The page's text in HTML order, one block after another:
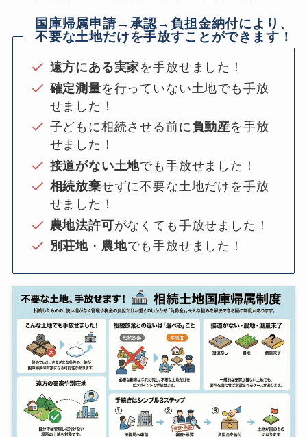
国庫帰属申請→承認→負担金納付により、
不要な土地だけを手放すことができます！
遠方にある実家を手放せました！
確定測量を行っていない土地でも手放
せました！
子どもに相続させる前に負動産を手放
せました！
接道がない土地でも手放せました！
相続放棄せずに不要な土地だけを手放
せました！
農地法許可がなくても手放せました！
別荘地 ・ 農地でも手放せました！